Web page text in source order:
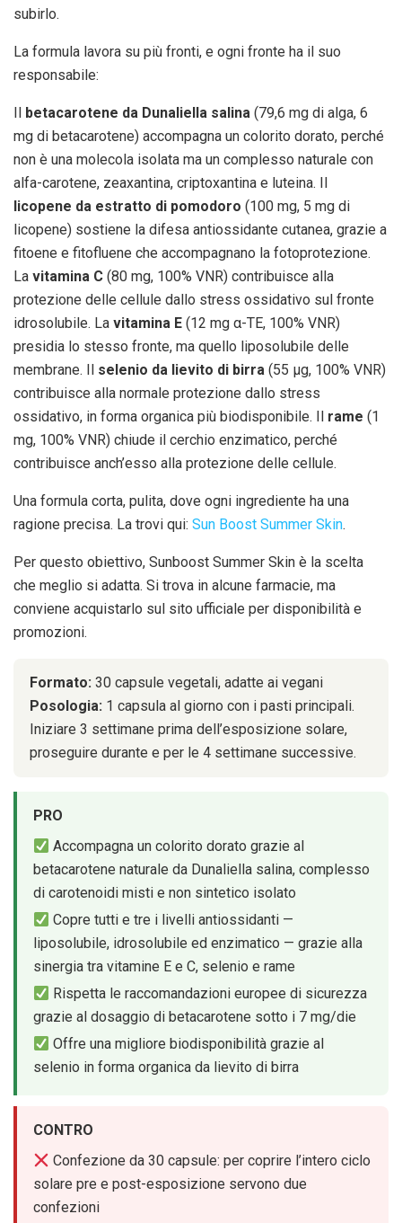
subirlo.
La formula lavora su più fronti, e ogni fronte ha il suo
responsabile:
Il betacarotene da Dunaliella salina (79,6 mg di alga, 6
mg di betacarotene) accompagna un colorito dorato, perché
non è una molecola isolata ma un complesso naturale con
alfa-carotene, zeaxantina, criptoxantina e luteina. Il
licopene da estratto di pomodoro (100 mg, 5 mg di
licopene) sostiene la difesa antiossidante cutanea, grazie a
fitoene e fitofluene che accompagnano la fotoprotezione.
La vitamina C (80 mg, 100% VNR) contribuisce alla
protezione delle cellule dallo stress ossidativo sul fronte
idrosolubile. La vitamina E (12 mg α-TE, 100% VNR)
presidia lo stesso fronte, ma quello liposolubile delle
membrane. Il selenio da lievito di birra (55 μg, 100% VNR)
contribuisce alla normale protezione dallo stress
ossidativo, in forma organica più biodisponibile. Il rame (1
mg, 100% VNR) chiude il cerchio enzimatico, perché
contribuisce anch’esso alla protezione delle cellule.
Una formula corta, pulita, dove ogni ingrediente ha una
ragione precisa. La trovi qui: Sun Boost Summer Skin.
Per questo obiettivo, Sunboost Summer Skin è la scelta
che meglio si adatta. Si trova in alcune farmacie, ma
conviene acquistarlo sul sito ufficiale per disponibilità e
promozioni.
Formato: 30 capsule vegetali, adatte ai vegani
Posologia: 1 capsula al giorno con i pasti principali.
Iniziare 3 settimane prima dell’esposizione solare,
proseguire durante e per le 4 settimane successive.
PRO
Accompagna un colorito dorato grazie al
betacarotene naturale da Dunaliella salina, complesso
di carotenoidi misti e non sintetico isolato
Copre tutti e tre i livelli antiossidanti —
liposolubile, idrosolubile ed enzimatico — grazie alla
sinergia tra vitamine E e C, selenio e rame
Rispetta le raccomandazioni europee di sicurezza
grazie al dosaggio di betacarotene sotto i 7 mg/die
Offre una migliore biodisponibilità grazie al
selenio in forma organica da lievito di birra
CONTRO
Confezione da 30 capsule: per coprire l’intero ciclo
solare pre e post-esposizione servono due
confezioni